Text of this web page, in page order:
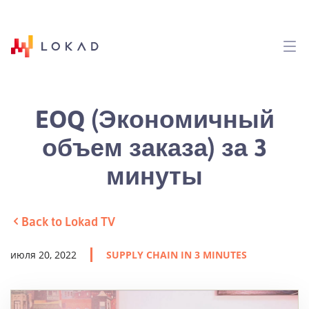
EOQ (Экономичный
объем заказа) за 3
минуты
Back to Lokad TV
июля 20, 2022 SUPPLY CHAIN IN 3 MINUTES